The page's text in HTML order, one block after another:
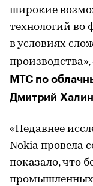
широкие
технологий во
в условиях
МТС по
Дмитрий Халин
«Недавнее
Nokia провела
показало, что
промышленных